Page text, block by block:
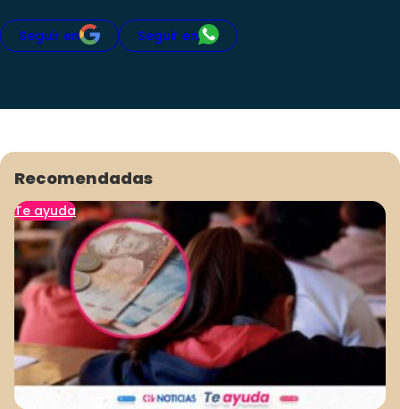
Seguir en Seguir en
Recomendadas
Te ayuda